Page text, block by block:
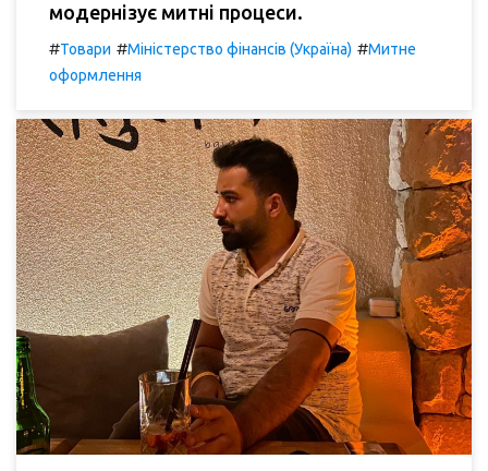
модернізує митні процеси.
#Товари #Міністерство фінансів (Україна) #Митне
оформлення